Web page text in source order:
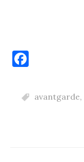
cavantgarde,